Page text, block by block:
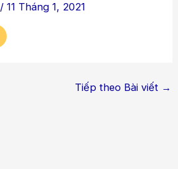
/11 Tháng 1, 2021
Tiếp theo Bài viết →